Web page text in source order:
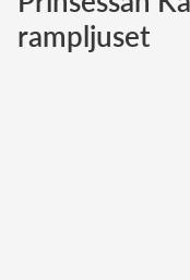
rampljuset